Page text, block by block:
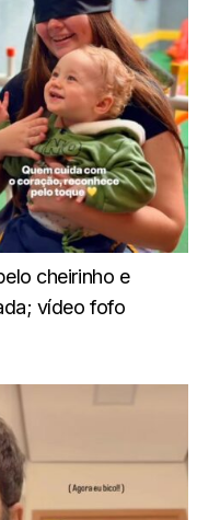
cheirinho e
vídeo fofo